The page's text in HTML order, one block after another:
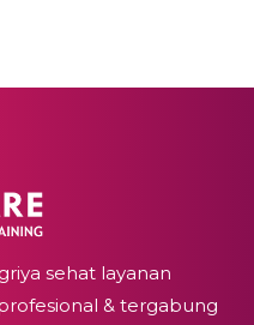
sehat layanan
& tergabung